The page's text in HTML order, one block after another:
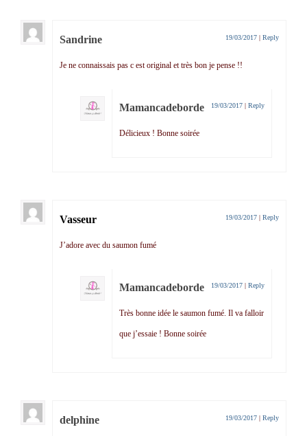
Sandrine 19/03/2017 Reply
Je ne connaissais pas c est original et très bon je pense !!
Mamancadeborde 19/03/2017 Reply
Délicieux ! Bonne soirée
Vasseur 19/03/2017 Reply
J’adore avec du saumon fumé
Mamancadeborde 19/03/2017 Reply
Très bonne idée le saumon fumé. Il va falloir
que j’essaie ! Bonne soirée
delphine 19/03/2017 Reply